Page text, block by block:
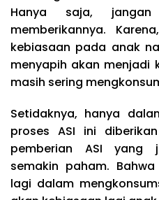
Hanya saja,
memberikannya.
kebiasaan pada anak
menyapih akan menjadi
masih sering
Setidaknya, hanya
proses ASI ini
pemberian ASI yang
semakin paham.
lagi dalam